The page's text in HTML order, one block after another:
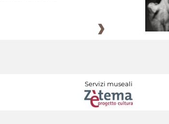
Servizi museali